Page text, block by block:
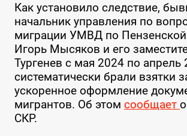
Как установило следствие,
начальник управления по
миграции УМВД по Пензенской
Игорь Мысяков и его
Тургенев с мая 2024 по апрель
систематически брали взятки
ускоренное оформление
мигрантов. Об этом сообщает
СКР.